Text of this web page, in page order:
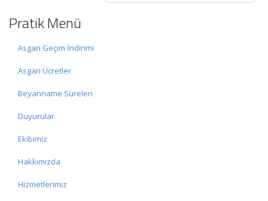
Pratik Menü
Asgari Geçim İndirimi
Asgari Ücretler
Beyanname Süreleri
Duyurular
Ekibimiz
Hakkımızda
Hizmetlerimiz